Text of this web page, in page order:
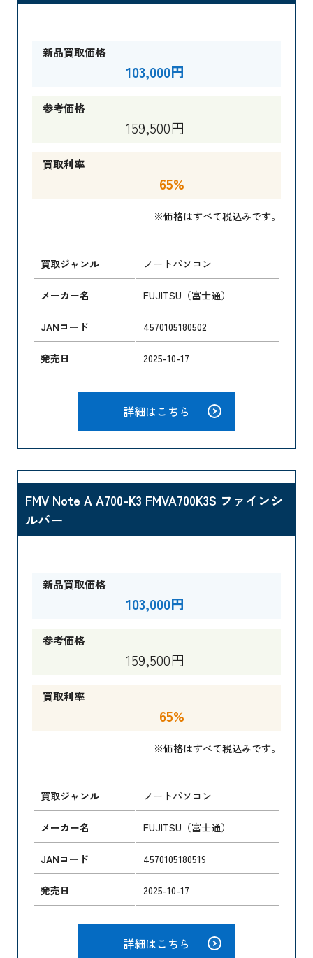
新品買取価格
103,000円
参考価格
159,500円
買取利率
65%
※価格はすべて税込みです。
買取ジャンル ノートパソコン
メーカー名 FUJITSU（富士通）
JANコード 4570105180502
発売日 2025-10-17
詳細はこちら
FMV Note A A700-K3 FMVA700K3S ファインシ
ルバー
新品買取価格
103,000円
参考価格
159,500円
買取利率
65%
※価格はすべて税込みです。
買取ジャンル ノートパソコン
メーカー名 FUJITSU（富士通）
JANコード 4570105180519
発売日 2025-10-17
詳細はこちら